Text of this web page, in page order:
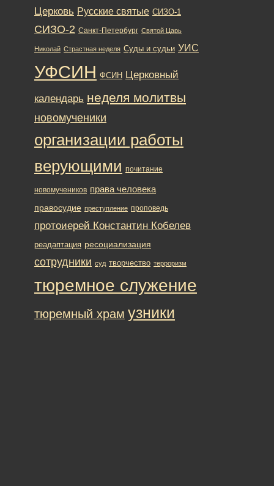
Церковь Русские святые СИЗО-1
СИЗО-2 Санкт-Петербург Святой Царь
Николай Страстная неделя Суды и судьи УИС
УФСИН ФСИН Церковный
календарь неделя молитвы
новомученики
организации работы
верующими почитание
новомучеников права человека
правосудие преступление проповедь
протоиерей Константин Кобелев
реадаптация ресоциализация
сотрудники суд творчество терроризм
тюремное служение
тюремный храм узники